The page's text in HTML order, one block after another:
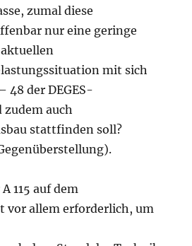
zumal diese
nur eine geringe
aktuellen
mit sich
48 der DEGES-
auch
stattfinden soll?
115 auf dem
vor allem erforderlich, um